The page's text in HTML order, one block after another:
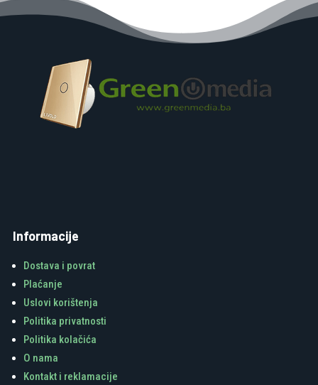
Informacije
Dostava i povrat
Plaćanje
Uslovi korištenja
Politika privatnosti
Politika kolačića
O nama
Kontakt i reklamacije